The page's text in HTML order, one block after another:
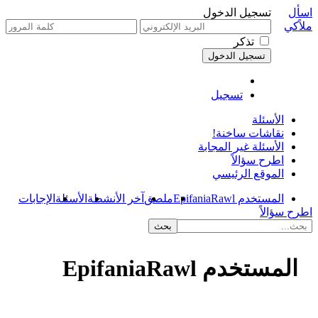
تسجيل الدخول
تذكر
تسجيل
اسأل
ملاًكي
الأسئلة
نقاشات ساخنة!
الأسئلة غير المجابة
اطرح سؤالاً
الموقع الرئيسي
المستخدم EpifaniaRawl ملصق آخر الأنشطة الأسئلة الإجابات
اطرح سؤالاً
المستخدم EpifaniaRawl